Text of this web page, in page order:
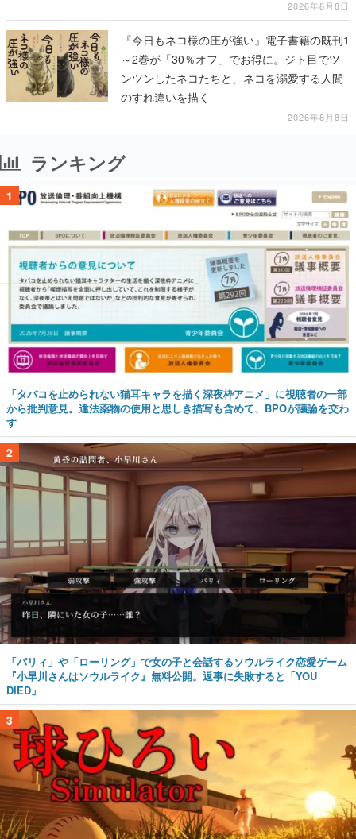
2026年8月8日
『今日もネコ様の圧が強い』電子書籍の既刊1
～2巻が「30％オフ」でお得に。ジト目でツ
ンツンしたネコたちと、ネコを溺愛する人間
のすれ違いを描く
2026年8月8日
ランキング
1
「タバコを止められない猫耳キャラを描く深夜枠アニメ」に視聴者の一部
から批判意見。違法薬物の使用と思しき描写も含めて、BPOが議論を交わ
す
2
「パリィ」や「ローリング」で女の子と会話するソウルライク恋愛ゲーム
『小早川さんはソウルライク』無料公開。返事に失敗すると「YOU
DIED」
3